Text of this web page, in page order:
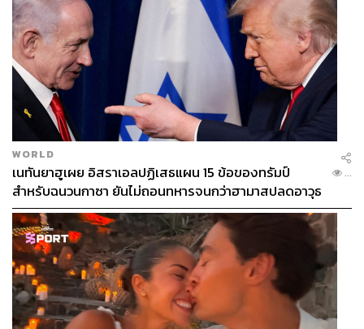
มาร่วมเป็นส่วนหนึ่งของโครงการเด็กตื่นไฟ ปี 2 ได้ง่ายๆ
เพียงคุณมีคุณสมบัติ ดังนี้
กำลังศึกษาอยู่ในระดับอุดมศึกษาหรือเทียบเท่า
มีอายุระหว่าง 18-28 ปี (นับตั้งแต่วันส่งใบสมัคร)
รับสมัครในรูปแบบทีมเท่านั้น โดยจำกัดจำนวนสมาชิก
ทีมละ 5 คน
ไม่จำกัดสาขาวิชาเรียน
ไม่จำเป็นต้องศึกษาอยู่สถาบันเดียวกัน
มีอาจารย์ที่ปรึกษาประจำทีม ทีมละ 1 ท่าน (อาจารย์ 1
ท่าน สามารถเป็นที่ปรึกษาได้มากกว่า 1 ทีม)
WORLD
เนทันยาฮูเผย อิสราเอลปฏิเสธแผน 15 ข้อของทรัมป์
สำหรับฉนวนกาซา ยันไม่ถอนทหารจนกว่าฮามาสปลดอาวุธ
แท้จริง
...